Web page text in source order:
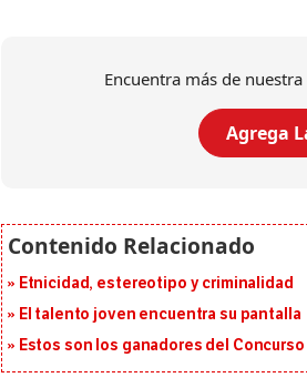
Encuentra más de
Agrega
Etnicidad, estereotipo y criminalidad
El talento joven encuentra su pantalla​
Estos son los ganadores del